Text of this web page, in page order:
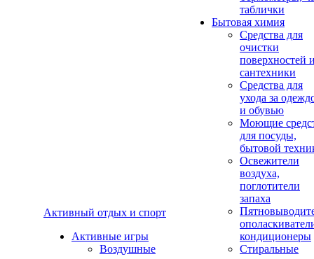
Активный отдых и спорт
Активные игры
Воздушные
таблички
Бытовая химия
Средства для
очистки
поверхностей
сантехники
Средства для
ухода за
и обувью
Моющие
для посуды,
бытовой
Освежители
воздуха,
поглотители
запаха
кондиционеры
Стиральные